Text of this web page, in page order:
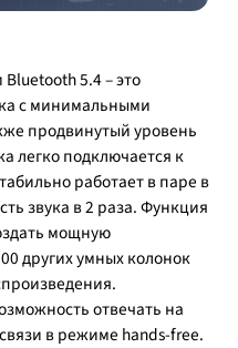
5.4 – это
с минимальными
продвинутый уровень
легко подключается к
работает в паре в
звука в 2 раза. Функция
мощную
других умных колонок
отвечать на
в режиме hands-free.